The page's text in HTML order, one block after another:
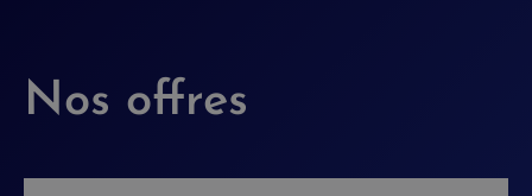
Nos offres